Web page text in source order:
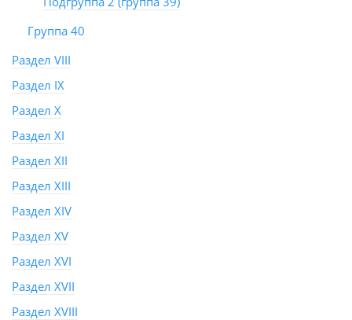
Группа 40
Раздел VIII
Раздел IX
Раздел X
Раздел XI
Раздел XII
Раздел XIII
Раздел XIV
Раздел XV
Раздел XVI
Раздел XVII
Раздел XVIII